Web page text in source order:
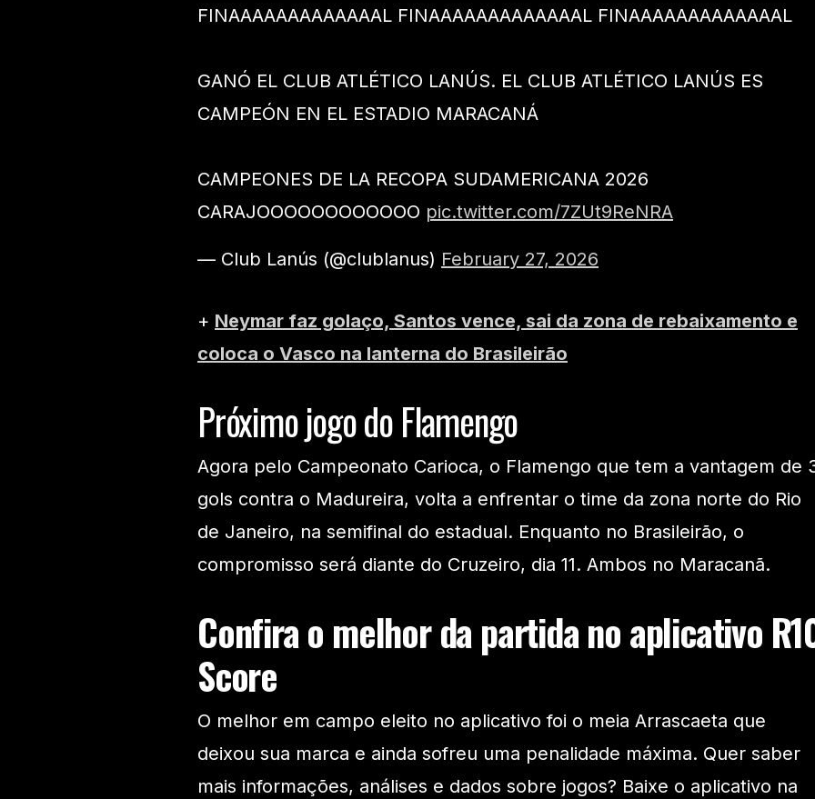
FINAAAAAAAAAAAAAL FINAAAAAAAAAAAAAL FINAAAAAAAAAAAAAL
GANÓ EL CLUB ATLÉTICO LANÚS. EL CLUB ATLÉTICO LANÚS ES
CAMPEÓN EN EL ESTADIO MARACANÁ
CAMPEONES DE LA RECOPA SUDAMERICANA 2026
CARAJOOOOOOOOOOOO pic.twitter.com/7ZUt9ReNRA
— Club Lanús (@clublanus) February 27, 2026
+ Neymar faz golaço, Santos vence, sai da zona de rebaixamento e
coloca o Vasco na lanterna do Brasileirão
Próximo jogo do Flamengo
Agora pelo Campeonato Carioca, o Flamengo que tem a vantagem de
gols contra o Madureira, volta a enfrentar o time da zona norte do Rio
de Janeiro, na semifinal do estadual. Enquanto no Brasileirão, o
compromisso será diante do Cruzeiro, dia 11. Ambos no Maracanã.
Confira o melhor da partida no aplicativo
Score
O melhor em campo eleito no aplicativo foi o meia Arrascaeta que
deixou sua marca e ainda sofreu uma penalidade máxima. Quer saber
mais informações, análises e dados sobre jogos? Baixe o aplicativo na